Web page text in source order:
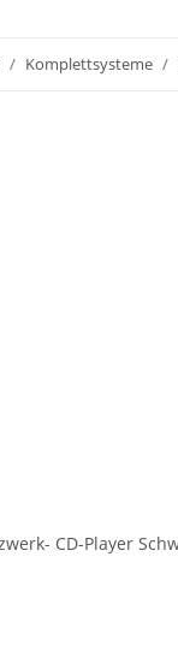
Komplettsysteme